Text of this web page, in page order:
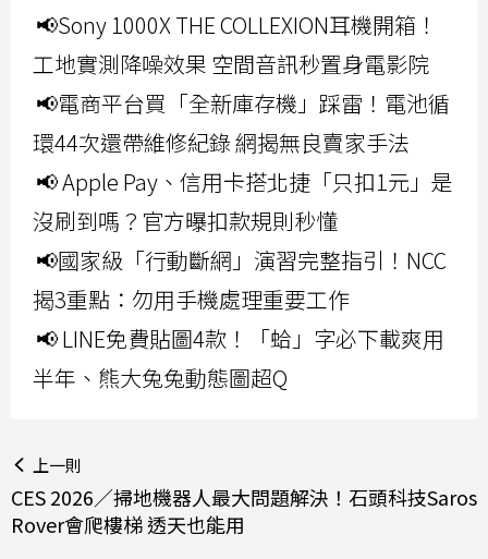
📢Sony 1000X THE COLLEXION耳機開箱！
工地實測降噪效果 空間音訊秒置身電影院
📢電商平台買「全新庫存機」踩雷！電池循
環44次還帶維修紀錄 網揭無良賣家手法
📢 Apple Pay、信用卡搭北捷「只扣1元」是
沒刷到嗎？官方曝扣款規則秒懂
📢國家級「行動斷網」演習完整指引！NCC
揭3重點：勿用手機處理重要工作
📢 LINE免費貼圖4款！「蛤」字必下載爽用
半年、熊大兔兔動態圖超Q
上一則
CES 2026／掃地機器人最大問題解決！石頭科技Saros
Rover會爬樓梯 透天也能用